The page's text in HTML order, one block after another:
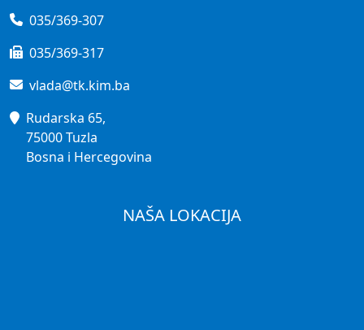
035/369-307
035/369-317
vlada@tk.kim.ba
Rudarska 65,
75000 Tuzla
Bosna i Hercegovina
NAŠA LOKACIJA